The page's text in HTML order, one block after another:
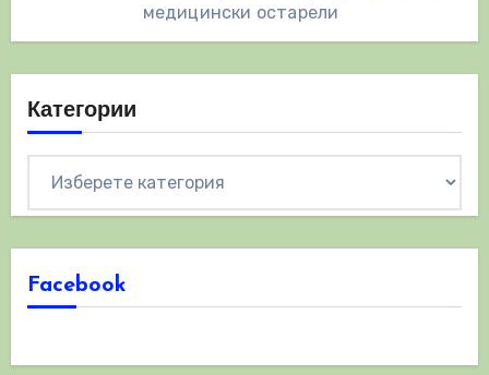
медицински остарели
Категории
Facebook